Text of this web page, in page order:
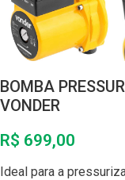
BOMBA
VONDER
R$ 699,00
Ideal para a